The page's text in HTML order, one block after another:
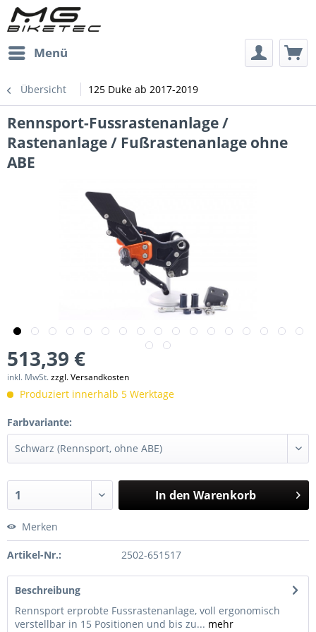
Menü
Übersicht 125 Duke ab 2017-2019
Rennsport-Fussrastenanlage /
Rastenanlage / Fußrastenanlage ohne
ABE
513,39 €
inkl. MwSt.zzgl. Versandkosten
Produziert innerhalb 5 Werktage
Farbvariante:
In den Warenkorb
Merken
Artikel-Nr.: 2502-651517
Beschreibung
Rennsport erprobte Fussrastenanlage, voll ergonomisch
verstellbar in 15 Positionen und bis zu... mehr